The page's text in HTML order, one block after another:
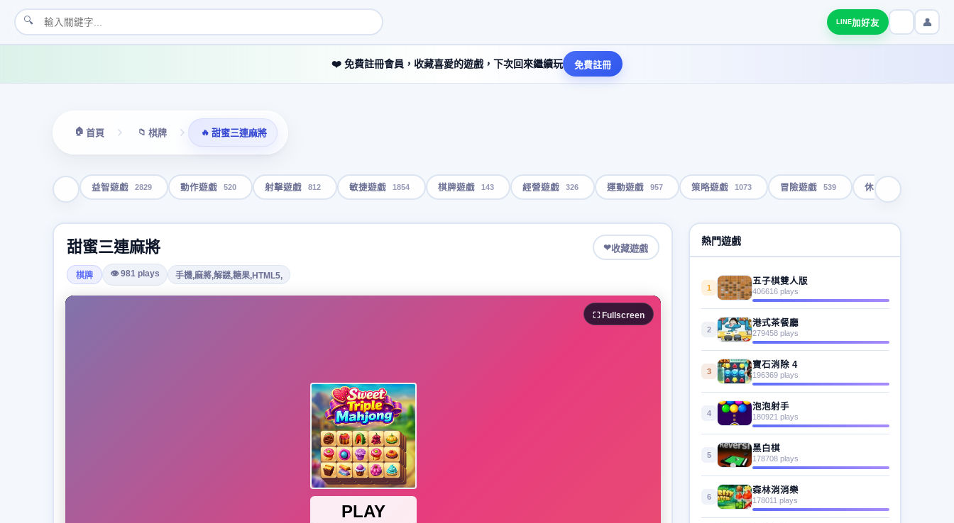
🔍 LINE加好友 👤
❤️ 免費註冊會員，收藏喜愛的遊戲，下次回來繼續玩 免費註冊
🏠 首頁 📁 棋牌 🔥 甜蜜三連麻將
益智遊戲 2829 動作遊戲 520 射擊遊戲 812 敏捷遊戲 1854 棋牌遊戲 143 經營遊戲 326 運動遊戲 957 策略遊戲 1073 冒險遊戲 539 休閒遊戲
甜蜜三連麻將 ❤收藏遊戲
棋牌 👁 981 plays 手機,麻將,解謎,糖果,HTML5,
⛶ Fullscreen
熱門遊戲
1
五子棋雙人版
406616 plays
2
港式茶餐廳
279458 plays
3
寶石消除 4
196369 plays
4
泡泡射手
180921 plays
5
黑白棋
178708 plays
6
森林消消樂
178011 plays